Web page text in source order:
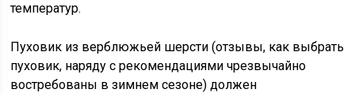
температур.
Пуховик из верблюжьей шерсти (отзывы, как выбрать
пуховик, наряду с рекомендациями чрезвычайно
востребованы в зимнем сезоне) должен